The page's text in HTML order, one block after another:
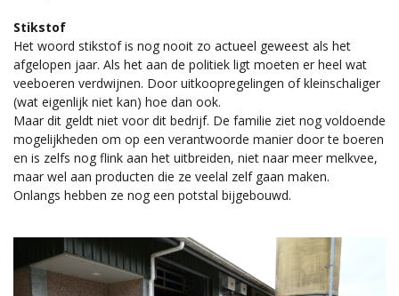
Stikstof
Het woord stikstof is nog nooit zo actueel geweest als het
afgelopen jaar. Als het aan de politiek ligt moeten er heel wat
veeboeren verdwijnen. Door uitkoopregelingen of kleinschaliger
(wat eigenlijk niet kan) hoe dan ook.
Maar dit geldt niet voor dit bedrijf. De familie ziet nog voldoende
mogelijkheden om op een verantwoorde manier door te boeren
en is zelfs nog flink aan het uitbreiden, niet naar meer melkvee,
maar wel aan producten die ze veelal zelf gaan maken.
Onlangs hebben ze nog een potstal bijgebouwd.